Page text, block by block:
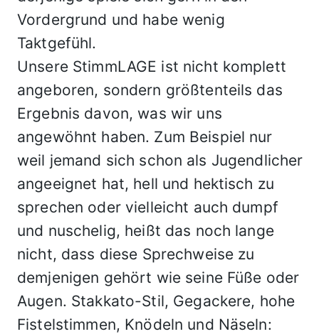
Vordergrund und habe wenig
Taktgefühl.
Unsere StimmLAGE ist nicht komplett
angeboren, sondern größtenteils das
Ergebnis davon, was wir uns
angewöhnt haben. Zum Beispiel nur
weil jemand sich schon als Jugendlicher
angeeignet hat, hell und hektisch zu
sprechen oder vielleicht auch dumpf
und nuschelig, heißt das noch lange
nicht, dass diese Sprechweise zu
demjenigen gehört wie seine Füße oder
Augen. Stakkato-Stil, Gegackere, hohe
Fistelstimmen, Knödeln und Näseln: